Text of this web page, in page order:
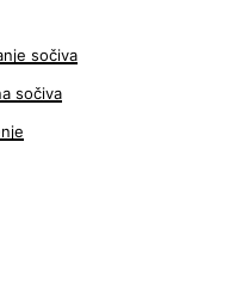
sočiva
sočiva